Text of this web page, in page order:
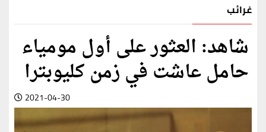
غرائب
شاهد: العثور على أول مومياء
حامل عاشت في زمن كليوبترا
2021-04-30